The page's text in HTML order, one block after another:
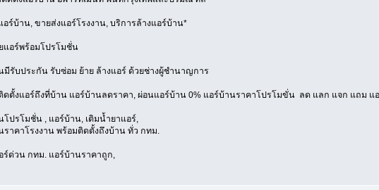
อร์บ้าน, ขายส่งแอร์โรงงาน, บริการล้างแอร์บ้าน*
แอร์พร้อมโปรโมชั่น
มีรับประกัน รับซ่อม ย้าย ล้างแอร์ ด้วยช่างผู้ชำนาญการ
ดตั้งแอร์ถึงที่บ้าน แอร์บ้านลดราคา, ผ่อนแอร์บ้าน 0% แอร์บ้านราคาโปรโมขั่น ลด แลก แจก แถม แ
โปรโมชั่น , แอร์บ้าน, เติมน้ำยาแอร์,
ราคาโรงงาน พร้อมติดตั้งถึงบ้าน ทั่ว กทม.
ร์ด่วน กทม. แอร์บ้านราคาถูก,